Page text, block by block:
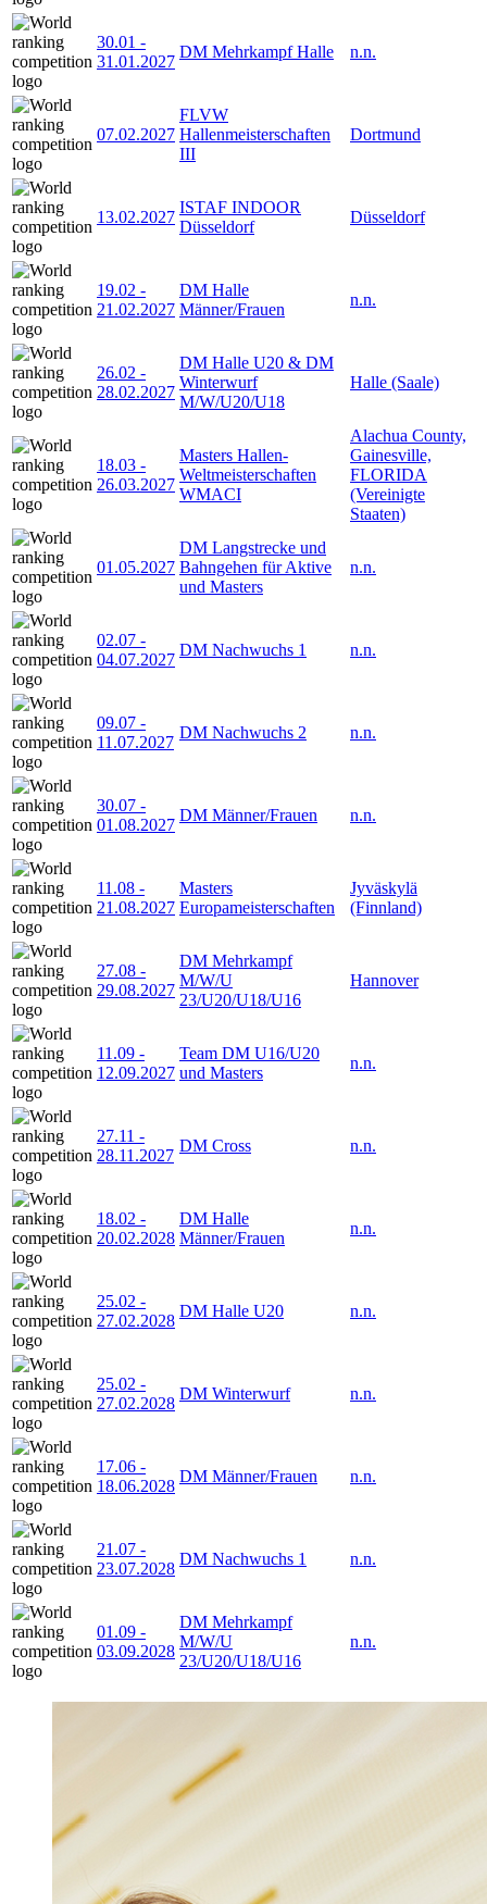
30.01 -
31.01.2027
DM Mehrkampf Halle n.n.
07.02.2027
FLVW
Hallenmeisterschaften
III
Dortmund
13.02.2027
ISTAF INDOOR
Düsseldorf
Düsseldorf
19.02 -
21.02.2027
DM Halle
Männer/Frauen
n.n.
26.02 -
28.02.2027
DM Halle U20 & DM
Winterwurf
M/W/U20/U18
Halle (Saale)
18.03 -
26.03.2027
Masters Hallen-
Weltmeisterschaften
WMACI
Alachua County,
Gainesville,
FLORIDA
(Vereinigte
Staaten)
01.05.2027
DM Langstrecke und
Bahngehen für Aktive
und Masters
n.n.
02.07 -
04.07.2027
DM Nachwuchs 1 n.n.
09.07 -
11.07.2027
DM Nachwuchs 2 n.n.
30.07 -
01.08.2027
DM Männer/Frauen n.n.
11.08 -
21.08.2027
Masters
Europameisterschaften
Jyväskylä
(Finnland)
27.08 -
29.08.2027
DM Mehrkampf
M/W/U
23/U20/U18/U16
Hannover
11.09 -
12.09.2027
Team DM U16/U20
und Masters
n.n.
27.11 -
28.11.2027
DM Cross n.n.
18.02 -
20.02.2028
DM Halle
Männer/Frauen
n.n.
25.02 -
27.02.2028
DM Halle U20 n.n.
25.02 -
27.02.2028
DM Winterwurf n.n.
17.06 -
18.06.2028
DM Männer/Frauen n.n.
21.07 -
23.07.2028
DM Nachwuchs 1 n.n.
01.09 -
03.09.2028
DM Mehrkampf
M/W/U
23/U20/U18/U16
n.n.